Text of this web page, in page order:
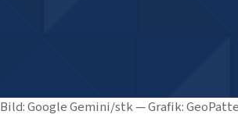
Bild: Google Gemini/stk — Grafik: